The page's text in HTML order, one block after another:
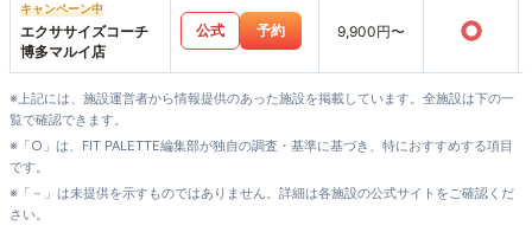
キャンペーン中
エクササイズコーチ
博多マルイ店
公式 予約 9,900円〜 ○
※上記には、施設運営者から情報提供のあった施設を掲載しています。全施設は下の一
覧で確認できます。
※「○」は、FIT PALETTE編集部が独自の調査・基準に基づき、特におすすめする項目
です。
※「－」は未提供を示すものではありません。詳細は各施設の公式サイトをご確認くだ
さい。